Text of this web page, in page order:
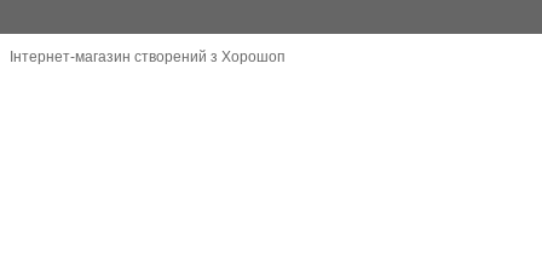
Інтернет-магазин створений з Хорошоп